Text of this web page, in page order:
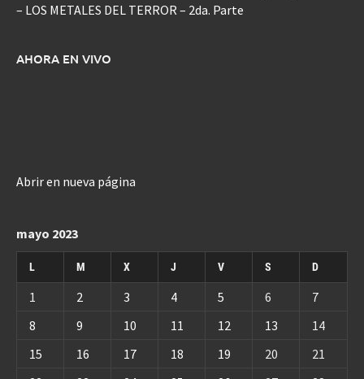
– LOS METALES DEL TERROR – 2da. Parte
AHORA EN VIVO
Abrir en nueva página
mayo 2023
L M X J V S D
1 2 3 4 5 6
7
8
9 10 11 12 13
14
15
16 17 18 19 20
21